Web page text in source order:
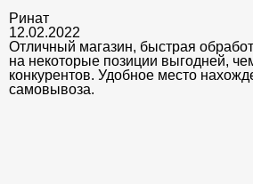
Ринат
12.02.2022
Отличный магазин, быстрая
на некоторые позиции выгодней,
конкурентов. Удобное место
самовывоза.